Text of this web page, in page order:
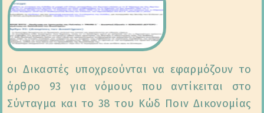
οι Δικαστές υποχρεούνται να εφαρμόζουν το
άρθρο 93 για νόμους που αντίκειται στο
Σύνταγμα και το 38 του Κώδ Ποιν Δικονομίας